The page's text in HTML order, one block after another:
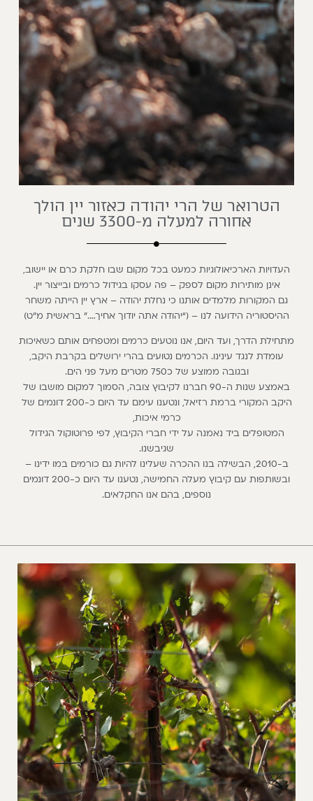
הטרואר של הרי יהודה כאזור יין הולך
אחורה למעלה מ-3300 שנים
העדויות הארכיאולוגיות כמעט בכל מקום שבו חלקת כרם או יישוב,
אינן מותירות מקום לספק – פה עסקו בגידול כרמים ובייצור יין.
גם המקורות מלמדים אותנו כי נחלת יהודה – ארץ יין הייתה משחר
ההיסטוריה הידועה לנו – (“יהודה אתה יודוך אחיך….״ בראשית מ”ט)
מתחילת הדרך, ועד היום, אנו נוטעים כרמים ומטפחים אותם כשאיכות
עומדת לנגד עינינו. הכרמים נטועים בהרי ירושלים בקרבת היקב,
ובגובה ממוצע של כ750 מטרים מעל פני הים.
באמצע שנות ה-90 חברנו לקיבוץ צובה, הסמוך למקום מושבו של
היקב המקורי ברמת רזיאל, ונטענו עימם עד היום כ-200 דונמים של
כרמי איכות,
המטופלים ביד נאמנה על ידי חברי הקיבוץ, לפי פרוטוקול הגידול
שגיבשנו.
ב-2010, הבשילה בנו ההכרה שעלינו להיות גם כורמים במו ידינו –
ובשותפות עם קיבוץ מעלה החמישה, נטענו עד היום כ-200 דונמים
נוספים, בהם אנו החקלאים.